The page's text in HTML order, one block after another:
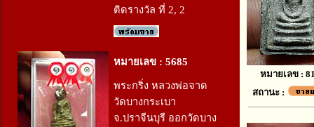
ติดรางวัล ที่ 2, 2
หมายเลข : 5685
พระกริ่ง หลวงพ่อจาด
วัดบางกระเบา
จ.ปราจีนบุรี ออกวัดบาง
หมายเลข :
สถานะ :